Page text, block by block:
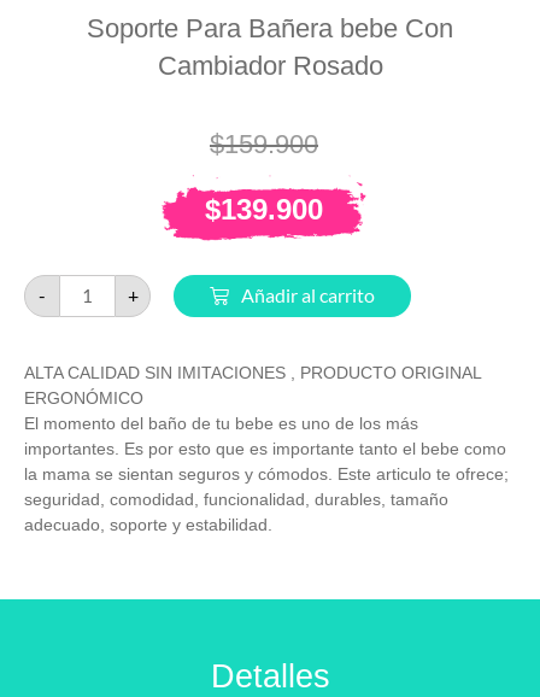
Soporte Para Bañera bebe Con
Cambiador Rosado
$159.900
$139.900
- + Añadir al carrito
ALTA CALIDAD SIN IMITACIONES , PRODUCTO ORIGINAL
ERGONÓMICO
El momento del baño de tu bebe es uno de los más
importantes. Es por esto que es importante tanto el bebe como
la mama se sientan seguros y cómodos. Este articulo te ofrece;
seguridad, comodidad, funcionalidad, durables, tamaño
adecuado, soporte y estabilidad.
Detalles